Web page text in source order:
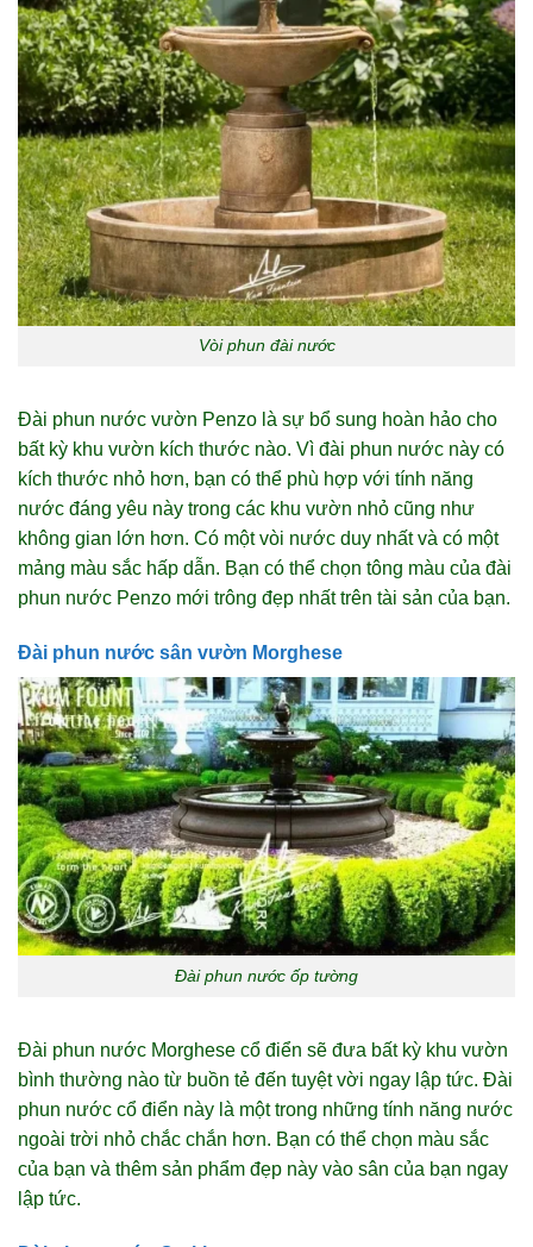
Vòi phun đài nước
Đài phun nước vườn Penzo là sự bổ sung hoàn hảo cho
bất kỳ khu vườn kích thước nào. Vì đài phun nước này có
kích thước nhỏ hơn, bạn có thể phù hợp với tính năng
nước đáng yêu này trong các khu vườn nhỏ cũng như
không gian lớn hơn. Có một vòi nước duy nhất và có một
mảng màu sắc hấp dẫn. Bạn có thể chọn tông màu của đài
phun nước Penzo mới trông đẹp nhất trên tài sản của bạn.
Đài phun nước sân vườn Morghese
Đài phun nước ốp tường
Đài phun nước Morghese cổ điển sẽ đưa bất kỳ khu vườn
bình thường nào từ buồn tẻ đến tuyệt vời ngay lập tức. Đài
phun nước cổ điển này là một trong những tính năng nước
ngoài trời nhỏ chắc chắn hơn. Bạn có thể chọn màu sắc
của bạn và thêm sản phẩm đẹp này vào sân của bạn ngay
lập tức.